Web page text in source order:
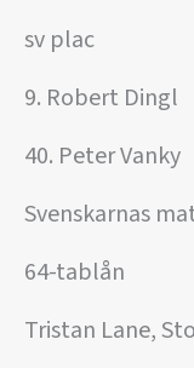
sv plac
9. Robert Dingl
40. Peter Vanky
Svenskarnas
64-tablån
Tristan Lane,